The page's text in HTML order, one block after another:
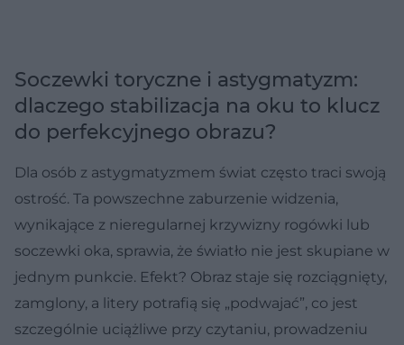
Soczewki toryczne i astygmatyzm:
dlaczego stabilizacja na oku to klucz
do perfekcyjnego obrazu?
Dla osób z astygmatyzmem świat często traci swoją
ostrość. Ta powszechne zaburzenie widzenia,
wynikające z nieregularnej krzywizny rogówki lub
soczewki oka, sprawia, że światło nie jest skupiane w
jednym punkcie. Efekt? Obraz staje się rozciągnięty,
zamglony, a litery potrafią się „podwajać”, co jest
szczególnie uciążliwe przy czytaniu, prowadzeniu